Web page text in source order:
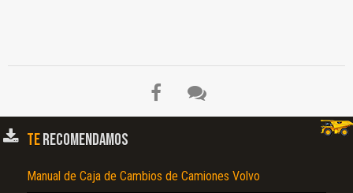
TERECOMENDAMOS
Manual de Caja de Cambios de Camiones Volvo